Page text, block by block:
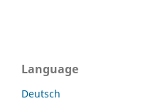
Language
Deutsch